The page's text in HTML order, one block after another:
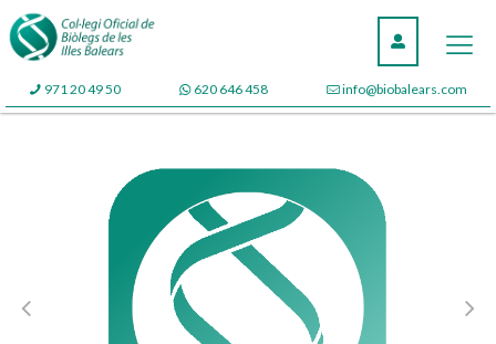
971 20 49 50 620 646 458 info@biobalears.com